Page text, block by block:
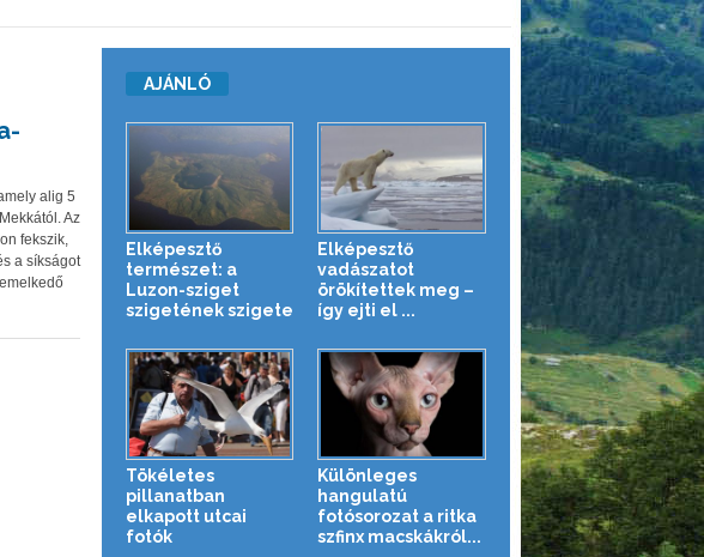
alig 5
Az
fekszik,
a síkságot
AJÁNLÓ
Elképesztő
természet: a
Luzon-sziget
szigetének szigete
Elképesztő
vadászatot
örökítettek meg –
így ejti el ...
Tökéletes
pillanatban
elkapott utcai
fotók
Különleges
hangulatú
fotósorozat a ritka
szfinx macskákról...